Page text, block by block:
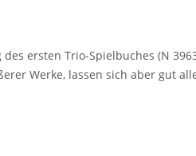
ersten Trio-Spielbuches (N
Werke, lassen sich aber gut